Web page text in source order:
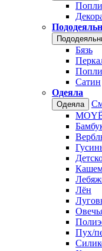
Бязь
Сатин
Одеяла
Одеяла
Лён
Пух/